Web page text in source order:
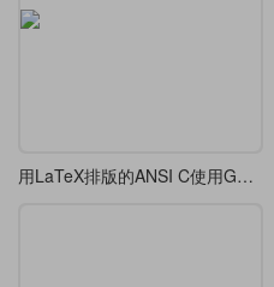
用LaTeX排版的ANSI C使用GNU Regex正则库案例(用codebox宏包排版代码盒子)